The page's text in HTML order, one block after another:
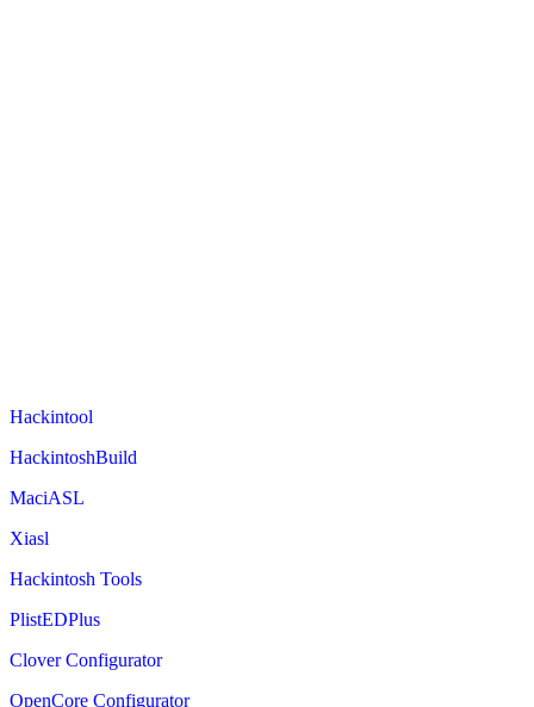
Hackintool
HackintoshBuild
MaciASL
Xiasl
Hackintosh Tools
PlistEDPlus
Clover Configurator
OpenCore Configurator